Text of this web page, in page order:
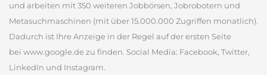
und arbeiten mit 350 weiteren Jobbörsen, Jobrobotern und
Metasuchmaschinen (mit über 15.000.000 Zugriffen monatlich).
Dadurch ist Ihre Anzeige in der Regel auf der ersten Seite
bei www.google.de zu finden. Social Media: Facebook, Twitter,
LinkedIn und Instagram.